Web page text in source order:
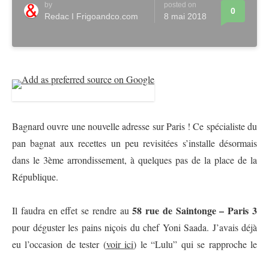
by
Redac I Frigoandco.com
posted on
8 mai 2018
0
Bagnard ouvre une nouvelle adresse sur Paris ! Ce spécialiste du
pan bagnat aux recettes un peu revisitées s’installe désormais
dans le 3ème arrondissement, à quelques pas de la place de la
République.
Il faudra en effet se rendre au58 rue de Saintonge – Paris 3
pour déguster les pains niçois du chef Yoni Saada. J’avais déjà
eu l’occasion de tester (voir ici) le “Lulu” qui se rapproche le